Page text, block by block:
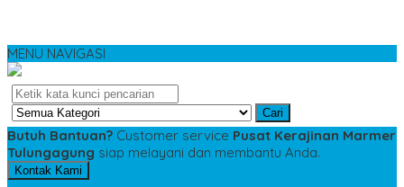
MENU NAVIGASI
Cari
Butuh Bantuan? Customer service Pusat Kerajinan Marmer
Tulungagung siap melayani dan membantu Anda.
Kontak Kami